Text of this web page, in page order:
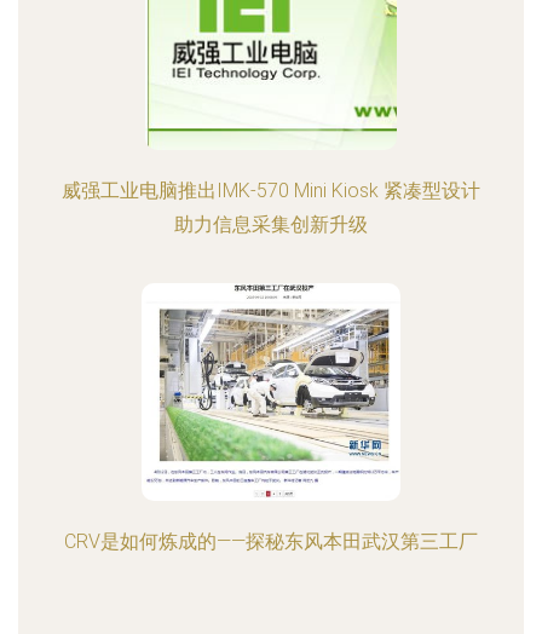
威强工业电脑推出IMK-570 Mini Kiosk 紧凑型设计
助力信息采集创新升级
CRV是如何炼成的——探秘东风本田武汉第三工厂